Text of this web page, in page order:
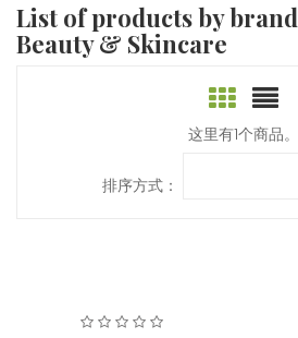
List of products by
Beauty & Skincare
这里有1个商品。
排序方式：